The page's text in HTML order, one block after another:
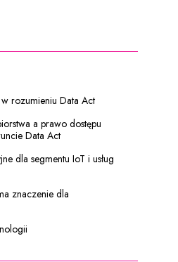
rozumieniu Data Act
a prawo dostępu
Data Act
dla segmentu IoT i usług
znaczenie dla